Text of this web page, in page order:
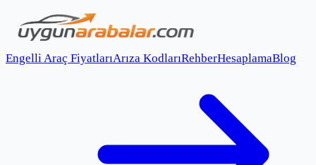
Engelli Araç FiyatlarıArıza KodlarıRehberHesaplamaBlog